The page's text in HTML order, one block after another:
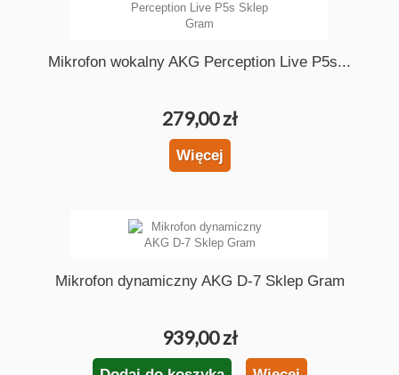
Mikrofon wokalny AKG Perception Live P5s...
279,00 zł
Więcej
Mikrofon dynamiczny AKG D-7 Sklep Gram
939,00 zł